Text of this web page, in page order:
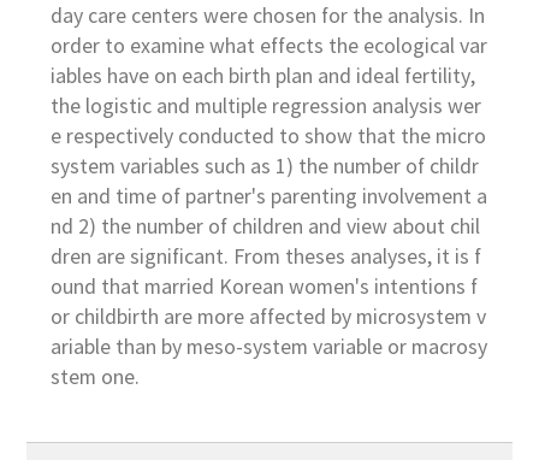
day care centers were chosen for the analysis. In
order to examine what effects the ecological var
iables have on each birth plan and ideal fertility,
the logistic and multiple regression analysis wer
e respectively conducted to show that the micro
system variables such as 1) the number of childr
en and time of partner's parenting involvement a
nd 2) the number of children and view about chil
dren are significant. From theses analyses, it is f
ound that married Korean women's intentions f
or childbirth are more affected by microsystem v
ariable than by meso-system variable or macrosy
stem one.